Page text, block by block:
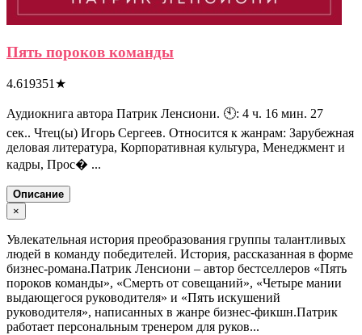
Пять пороков команды
4.619351 ★
Аудиокнига автора Патрик Ленсиони. 🕙: 4 ч. 16 мин. 27
сек.. Чтец(ы) Игорь Сергеев. Относится к жанрам: Зарубежная
деловая литература, Корпоративная культура, Менеджмент и
кадры, Прос� ...
Описание
×
Увлекательная история преобразования группы талантливых
людей в команду победителей. История, рассказанная в форме
бизнес-романа.Патрик Ленсиони – автор бестселлеров «Пять
пороков команды», «Cмерть от совещаний», «Четыре мании
выдающегося руководителя» и «Пять искушений
руководителя», написанных в жанре бизнес-фикшн.Патрик
работает персональным тренером для руков...